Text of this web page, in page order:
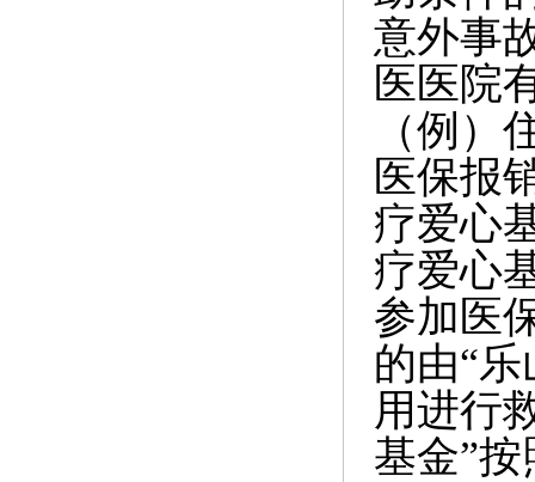
意外事
医医院
（例）
医保报
疗爱心
疗爱心
参加医
的由“
用进行
基金”